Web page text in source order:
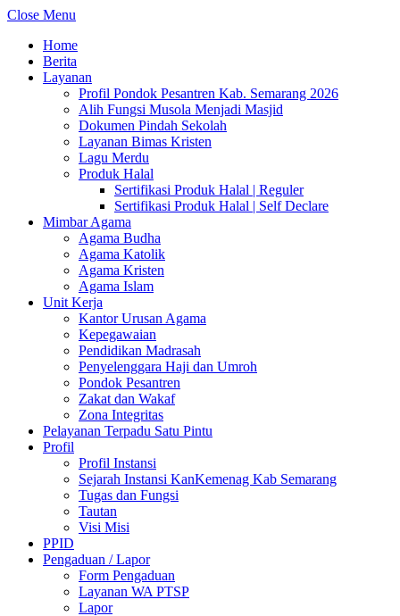
Close Menu
Home
Berita
Layanan
Profil Pondok Pesantren Kab. Semarang 2026
Alih Fungsi Musola Menjadi Masjid
Dokumen Pindah Sekolah
Layanan Bimas Kristen
Lagu Merdu
Produk Halal
Sertifikasi Produk Halal | Reguler
Sertifikasi Produk Halal | Self Declare
Mimbar Agama
Agama Budha
Agama Katolik
Agama Kristen
Agama Islam
Unit Kerja
Kantor Urusan Agama
Kepegawaian
Pendidikan Madrasah
Penyelenggara Haji dan Umroh
Pondok Pesantren
Zakat dan Wakaf
Zona Integritas
Pelayanan Terpadu Satu Pintu
Profil
Profil Instansi
Sejarah Instansi KanKemenag Kab Semarang
Tugas dan Fungsi
Tautan
Visi Misi
PPID
Pengaduan / Lapor
Form Pengaduan
Layanan WA PTSP
Lapor